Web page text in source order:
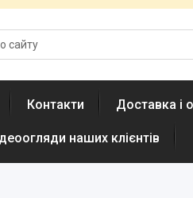
Контакти Доставка і
наших клієнтів